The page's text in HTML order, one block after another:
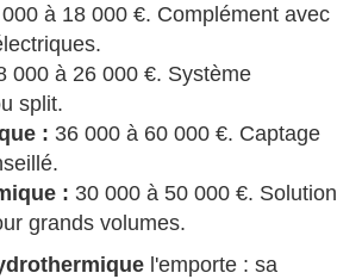
à 18 000 €. Complément avec
000 à 26 000 €. Système
split.
: 36 000 à 60 000 €. Captage
: 30 000 à 50 000 €. Solution
grands volumes.
l'emporte : sa